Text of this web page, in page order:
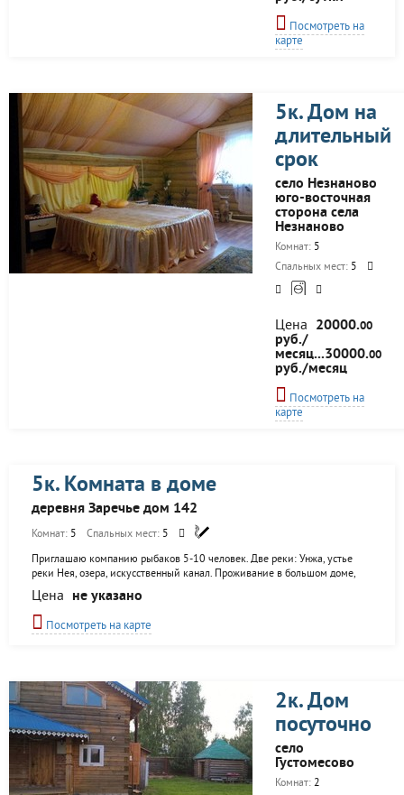
частном коттедже в
центре города.
Сдается посуточно,
понедельно, иногда
дорого! По всем
вопросам просьба
звонить.
Посмотреть на
карте
5к. Дом на
длительный
срок
село Незнаново
юго-восточная
сторона села
Незнаново
Комнат: 5
Спальных мест: 5
Цена 20000.00
руб./
месяц...30000.00
руб./месяц
Посмотреть на
карте
5к. Комната в доме
деревня Заречье дом 142
Комнат: 5 Спальных мест: 5
Приглашаю компанию рыбаков 5-10 человек. Две реки: Унжа, устье
реки Нея, озера, искусственный канал. Проживание в большом доме,
удобства, горячая вода. Баня с профессиональным парильщиком,
удобный подъезд. Адрес: Костромская область Макарьевский район
д.Заречье.
Цена не указано
Посмотреть на карте
2к. Дом
посуточно
село
Густомесово
Комнат: 2